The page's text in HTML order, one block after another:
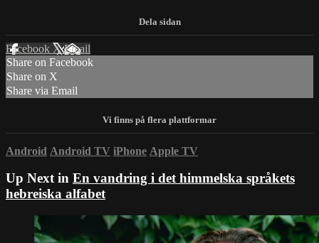
Facebook XEmail
Share on Facebook
Share on X
Share via Email
Android Android TV iPhone Apple TV
Up Next in En vandring i det himmelska språkets
hebreiska alfabet